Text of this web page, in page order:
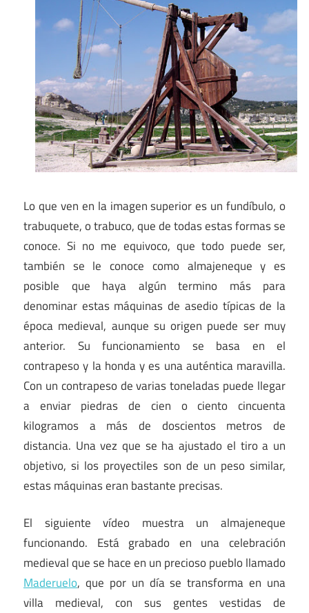
Lo que ven en la imagen superior es un fundíbulo, o
trabuquete, o trabuco, que de todas estas formas se
conoce. Si no me equivoco, que todo puede ser,
también se le conoce como almajeneque y es
posible que haya algún termino más para
denominar estas máquinas de asedio típicas de la
época medieval, aunque su origen puede ser muy
anterior. Su funcionamiento se basa en el
contrapeso y la honda y es una auténtica maravilla.
Con un contrapeso de varias toneladas puede llegar
a enviar piedras de cien o ciento cincuenta
kilogramos a más de doscientos metros de
distancia. Una vez que se ha ajustado el tiro a un
objetivo, si los proyectiles son de un peso similar,
estas máquinas eran bastante precisas.
El siguiente vídeo muestra un almajeneque
funcionando. Está grabado en una celebración
medieval que se hace en un precioso pueblo llamado
Maderuelo, que por un día se transforma en una
villa medieval, con sus gentes vestidas de